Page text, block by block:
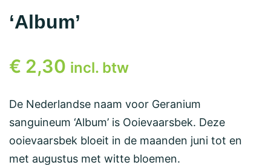
‘Album’
€ 2,30 incl. btw
De Nederlandse naam voor Geranium
sanguineum ‘Album’ is Ooievaarsbek. Deze
ooievaarsbek bloeit in de maanden juni tot en
met augustus met witte bloemen.